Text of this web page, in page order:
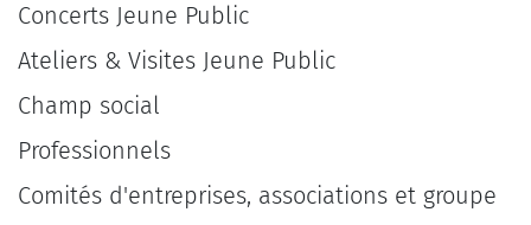
Concerts Jeune Public
Ateliers & Visites Jeune Public
Champ social
Professionnels
Comités d'entreprises, associations et groupe